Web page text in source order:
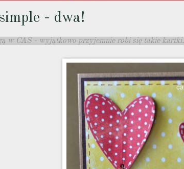
- dwa!
w CAS - wyjątkowo przyjemnie robi się takie kartki.